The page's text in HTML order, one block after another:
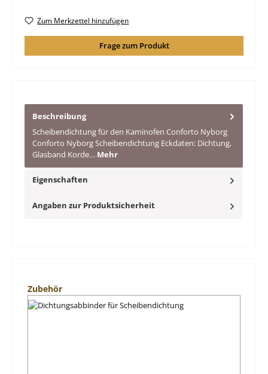
Zum Merkzettel hinzufügen
Frage zum Produkt
Beschreibung
Scheibendichtung für den Kaminofen Conforto Nyborg
Conforto Nyborg Scheibendichtung Eckdaten: Dichtung,
Glasband Korde… Mehr
Eigenschaften
Angaben zur Produktsicherheit
Produktgalerie überspringen
Zubehör